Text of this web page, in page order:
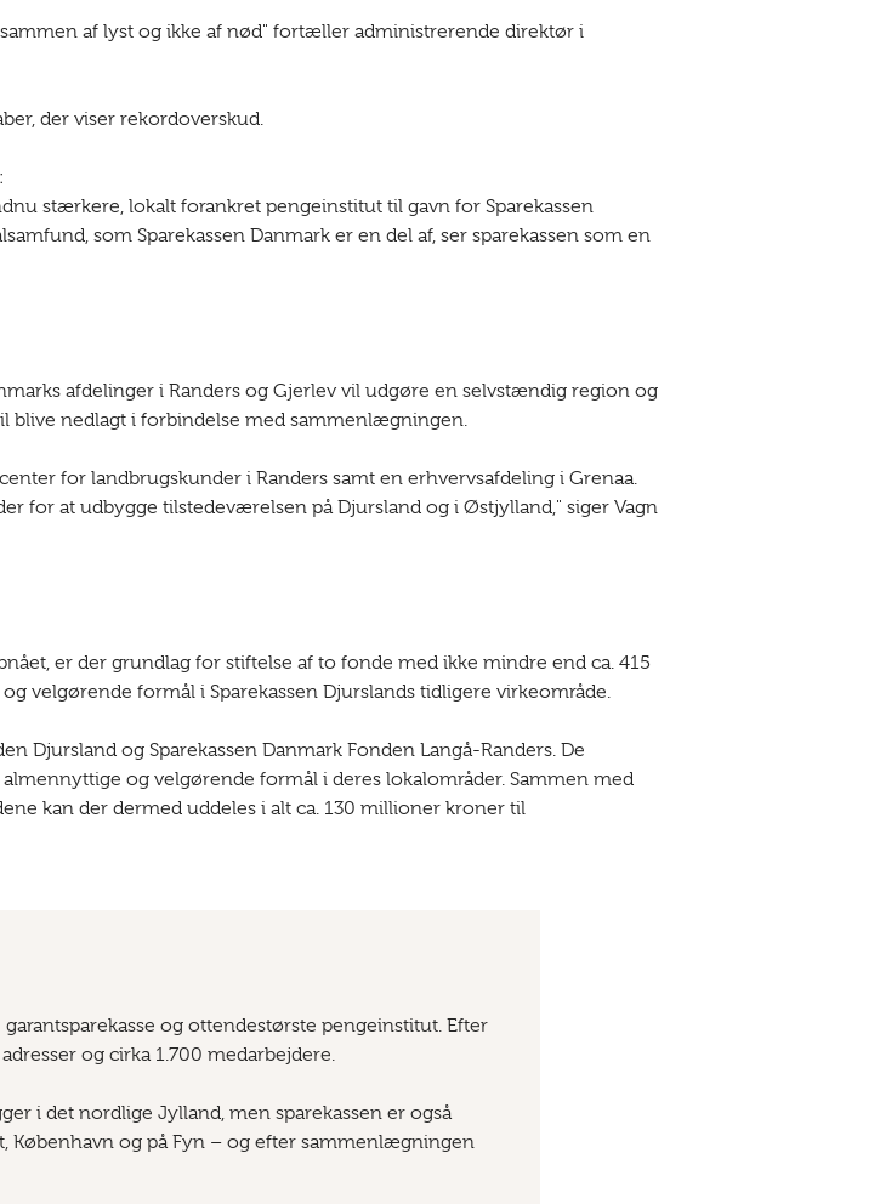
af lyst og ikke af nød" fortæller administrerende direktør i
der viser rekordoverskud.
stærkere, lokalt forankret pengeinstitut til gavn for Sparekassen
som Sparekassen Danmark er en del af, ser sparekassen som en
afdelinger i Randers og Gjerlev vil udgøre en selvstændig region og
blive nedlagt i forbindelse med sammenlægningen.
for landbrugskunder i Randers samt en erhvervsafdeling i Grenaa.
for at udbygge tilstedeværelsen på Djursland og i Østjylland," siger Vagn
er der grundlag for stiftelse af to fonde med ikke mindre end ca. 415
velgørende formål i Sparekassen Djurslands tidligere virkeområde.
Djursland og Sparekassen Danmark Fonden Langå-Randers. De
og velgørende formål i deres lokalområder. Sammen med
kan der dermed uddeles i alt ca. 130 millioner kroner til
og ottendestørste pengeinstitut. Efter
og cirka 1.700 medarbejdere.
i det nordlige Jylland, men sparekassen er også
København og på Fyn – og efter sammenlægningen